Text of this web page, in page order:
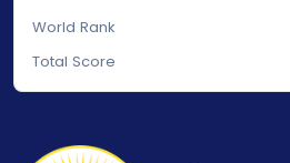
World Rank
Total Score